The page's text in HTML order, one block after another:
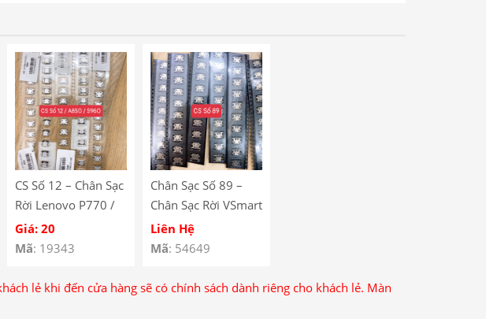
CS Số 12 – Chân Sạc
Rời Lenovo P770 /
A820 / A850 / A516
/ S920 / S960 /
Spark 6 GO
Giá: 20
Mã: 19343
Chân Sạc Số 89 –
Chân Sạc Rời VSmart
BEE 3 / Lenovo
A590
Liên Hệ
Mã: 54649
lẻ khi đến cửa hàng sẽ có chính sách dành riêng cho khách lẻ. Màn